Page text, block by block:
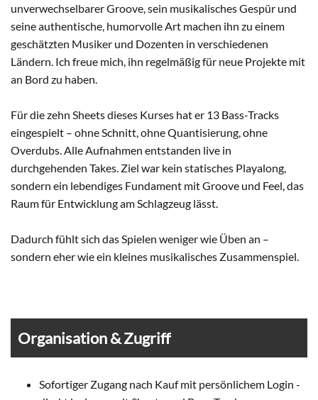
unverwechselbarer Groove, sein musikalisches Gespür und
seine authentische, humorvolle Art machen ihn zu einem
geschätzten Musiker und Dozenten in verschiedenen
Ländern. Ich freue mich, ihn regelmäßig für neue Projekte mit
an Bord zu haben.
Für die zehn Sheets dieses Kurses hat er 13 Bass-Tracks
eingespielt – ohne Schnitt, ohne Quantisierung, ohne
Overdubs. Alle Aufnahmen entstanden live in
durchgehenden Takes. Ziel war kein statisches Playalong,
sondern ein lebendiges Fundament mit Groove und Feel, das
Raum für Entwicklung am Schlagzeug lässt.
Dadurch fühlt sich das Spielen weniger wie Üben an –
sondern eher wie ein kleines musikalisches Zusammenspiel.
Organisation & Zugriff
Sofortiger Zugang nach Kauf mit persönlichem Login -